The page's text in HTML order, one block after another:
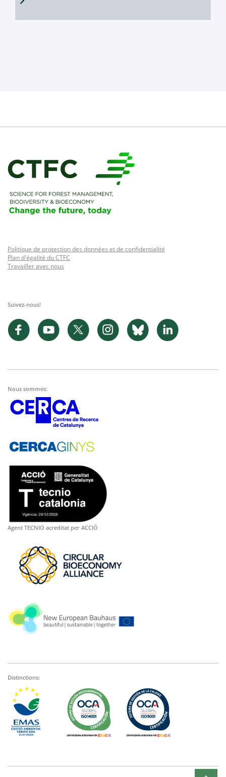
Politique de protection des données et de confidentialité
Plan d'égalité du CTFC
Travailler avec nous
Suivez-nous!
Nous sommes:
Agent TECNIO acreditat per ACCIÓ
Distinctions: